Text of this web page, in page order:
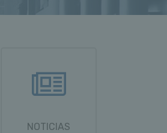
NOTICIAS